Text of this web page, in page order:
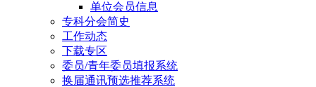
单位会员信息
专科分会简史
工作动态
下载专区
委员/青年委员填报系统
换届通讯预选推荐系统